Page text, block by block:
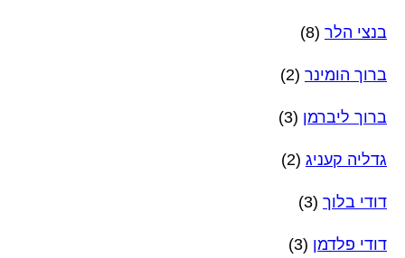
בנצי הלר (8)
ברוך הומינר (2)
ברוך ליברמן (3)
גדליה קעניג (2)
דודי בלוך (3)
דודי פלדמן (3)